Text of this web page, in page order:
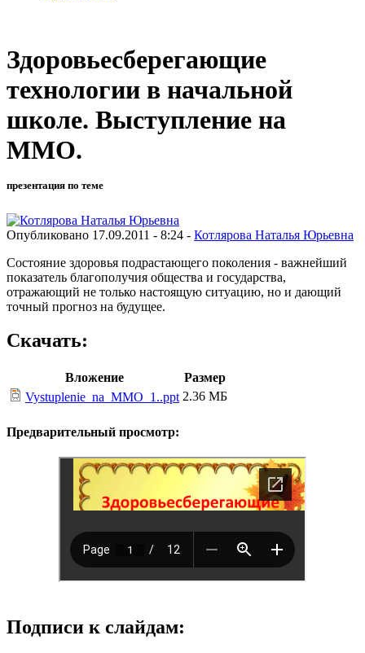
Здоровьесберегающие
технологии в начальной
школе. Выступление на
ММО.
презентация по теме
Опубликовано 17.09.2011 - 8:24 - Котлярова Наталья Юрьевна
Состояние здоровья подрастающего поколения - важнейший
показатель благополучия общества и государства,
отражающий не только настоящую ситуацию, но и дающий
точный прогноз на будущее.
Скачать:
Вложение
Размер
Vystuplenie_na_MMO_1..ppt 2.36 МБ
Предварительный просмотр:
Подписи к слайдам: